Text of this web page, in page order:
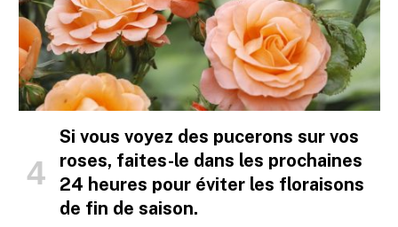
Si vous voyez des pucerons sur vos
roses, faites-le dans les prochaines
24 heures pour éviter les floraisons
de fin de saison.